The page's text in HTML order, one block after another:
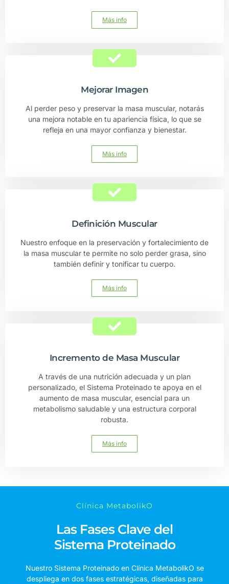
Más info
Mejorar Imagen
Al perder peso y preservar la masa muscular, notarás
una mejora notable en tu apariencia física, lo que se
refleja en una mayor confianza y bienestar.
Más info
Definición Muscular
Nuestro enfoque en la preservación y fortalecimiento de
la masa muscular te permite no solo perder grasa, sino
también definir y tonificar tu cuerpo.
Más info
Incremento de Masa Muscular
A través de una nutrición adecuada y un plan
personalizado, el Sistema Proteinado te apoya en el
aumento de masa muscular, esencial para un
metabolismo saludable y una estructura corporal
robusta.
Más info
Clínica MetabolikO
Las Fases Clave del
Sistema Proteinado
Nuestro Sistema Proteinado en Clínica MetabolikO se
despliega en dos fases estratégicas, diseñadas para